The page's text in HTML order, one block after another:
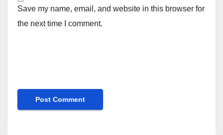
Save my name, email, and website in this browser for
the next time I comment.